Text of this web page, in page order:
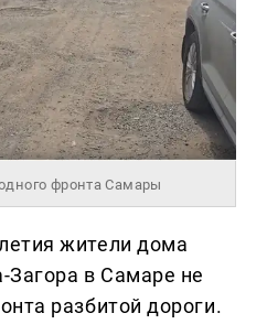
фронта Самары
жители дома
в Самаре не
разбитой дороги.